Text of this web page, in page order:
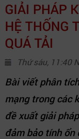
GIẢI PHÁP
HỆ THỐNG
QUÁ TẢI
Thứ sáu, 11:40
Bài viết phân
mạng trong các
đề xuất giải
đảm bảo tính ổn